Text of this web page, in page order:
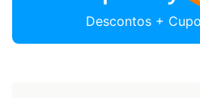
Descontos +